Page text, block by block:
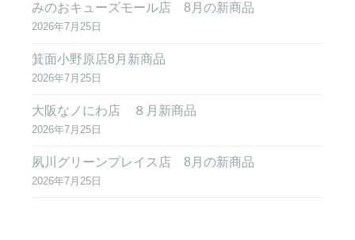
みのおキューズモール店 8月の新商品
2026年7月25日
箕面小野原店8月新商品
2026年7月25日
大阪なノにわ店 ８月新商品
2026年7月25日
夙川グリーンプレイス店 8月の新商品
2026年7月25日